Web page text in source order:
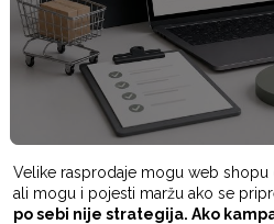
Velike rasprodaje mogu web shopu
ali mogu i pojesti maržu ako se
po sebi nije strategija. Ako